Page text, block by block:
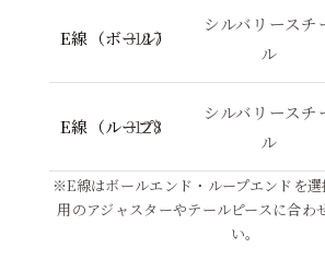
E線（ボール）
3127
シルバリースチ
ル
E線（ループ）
3128
シルバリースチ
ル
※E線はボールエンド・ループエンドを
用のアジャスターやテールピースに合わ
い。